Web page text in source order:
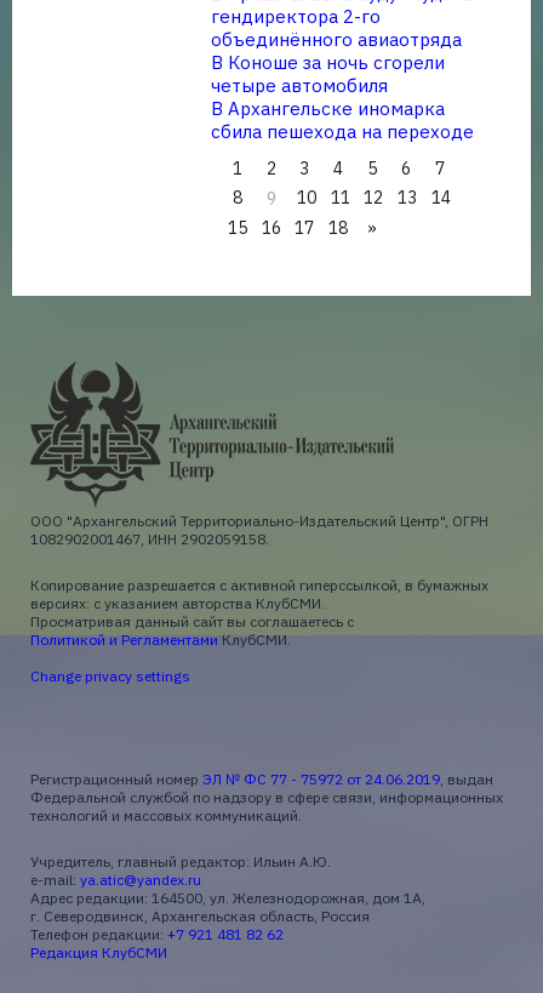
гендиректора 2-го
объединённого авиаотряда
В Коноше за ночь сгорели
четыре автомобиля
В Архангельске иномарка
сбила пешехода на переходе
1 2 3 4 5 6
7
8
9 10 11 12 13
14
15
16 17 18 »
ООО "Архангельский Территориально-Издательский Центр", ОГРН
1082902001467, ИНН 2902059158.
Копирование разрешается с активной гиперссылкой, в бумажных
версиях: с указанием авторства КлубСМИ.
Просматривая данный сайт вы соглашаетесь с
Политикой и Регламентами КлубСМИ.
Change privacy settings
Регистрационный номер ЭЛ № ФС 77 - 75972 от 24.06.2019 , выдан
Федеральной службой по надзору в сфере связи, информационных
технологий и массовых коммуникаций.
Учредитель, главный редактор: Ильин А.Ю.
e-mail: ya.atic@yandex.ru
Адрес редакции: 164500, ул. Железнодорожная, дом 1А,
г. Северодвинск, Архангельская область, Россия
Телефон редакции: +7 921 481 82 62
Редакция КлубСМИ